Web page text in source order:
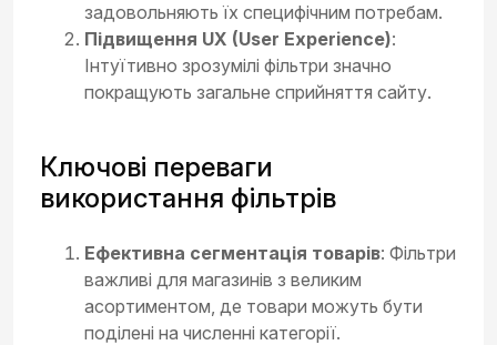
задовольняють їх специфічним потребам.
Підвищення UX (User Experience):
Інтуїтивно зрозумілі фільтри значно
покращують загальне сприйняття сайту.
Ключові переваги
використання фільтрів
Ефективна сегментація товарів: Фільтри
важливі для магазинів з великим
асортиментом, де товари можуть бути
поділені на численні категорії.